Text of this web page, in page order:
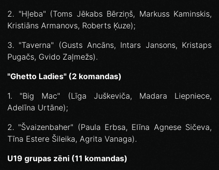
2. "Hļeba" (Toms Jēkabs Bērziņš, Markuss Kaminskis,
Kristiāns Armanovs, Roberts Ķuze);
3. "Taverna" (Gusts Ancāns, Intars Jansons, Kristaps
Pugačs, Gvido Zaļmežs).
"Ghetto Ladies" (2 komandas)
1. "Big Mac" (Līga Juškeviča, Madara Liepniece,
Adelīna Urtāne);
2. "Švaizenbaher" (Paula Erbsa, Elīna Agnese Sičeva,
Tīna Estere Šileika, Agrita Vanaga).
U19 grupas zēni (11 komandas)